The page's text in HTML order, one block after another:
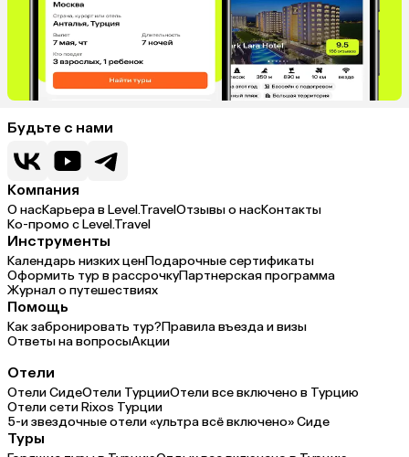
Будьте с нами
Компания
О насКарьера в Level.TravelОтзывы о насКонтакты
Ко-промо с Level.Travel
Инструменты
Календарь низких ценПодарочные сертификаты
Оформить тур в рассрочкуПартнерская программа
Журнал о путешествиях
Помощь
Как забронировать тур?Правила въезда и визы
Ответы на вопросыАкции
Отели
Отели СидеОтели ТурцииОтели все включено в Турцию
Отели сети Rixos Турции
5-и звездочные отели «ультра всё включено» Сиде
Туры